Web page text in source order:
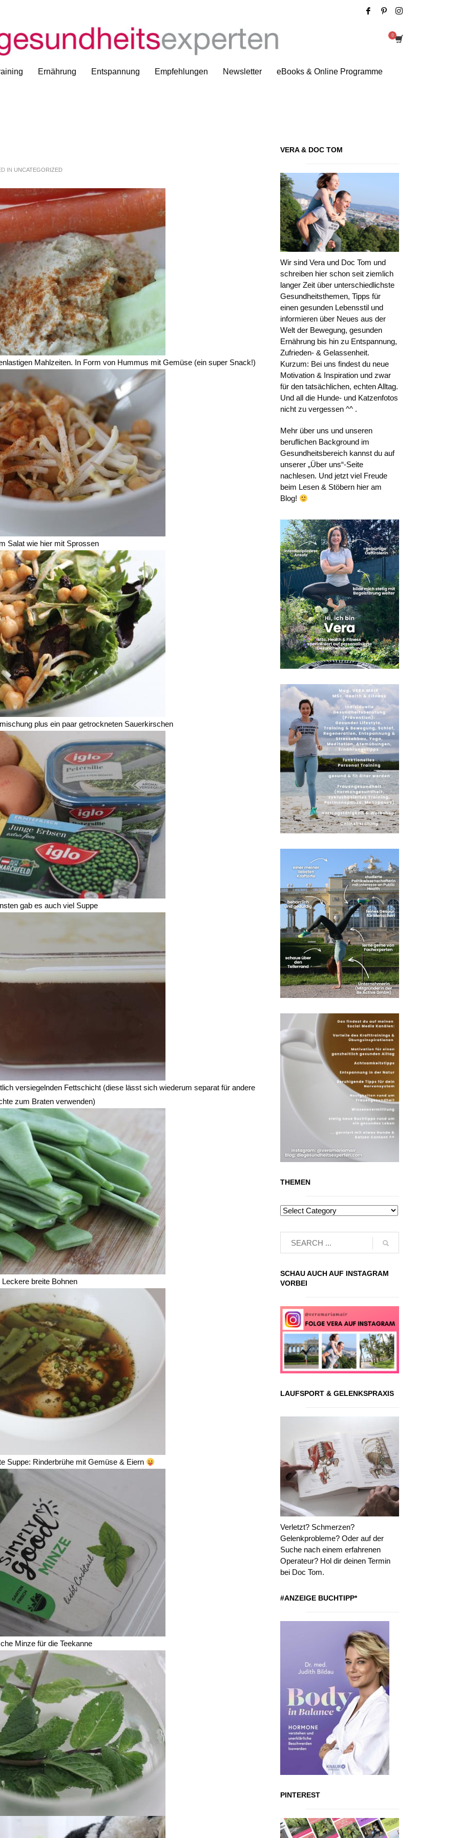
Ernährung Entspannung Empfehlungen Newsletter eBooks & Online Programme
Impressionen der Woche
IN UNCATEGORIZED
Mahlzeiten. In Form von Hummus mit Gemüse (ein super Snack!)
Salat wie hier mit Sprossen
plus ein paar getrockneten Sauerkirschen
gab es auch viel Suppe
versiegelnden Fettschicht (diese lässt sich wiederum separat für andere
zum Braten verwenden)
Leckere breite Bohnen
Suppe: Rinderbrühe mit Gemüse & Eiern
Minze für die Teekanne
VERA & DOC TOM
Wir sind Vera und Doc Tom und
schreiben hier schon seit ziemlich
langer Zeit über unterschiedlichste
Gesundheitsthemen, Tipps für
einen gesunden Lebensstil und
informieren über Neues aus der
Welt der Bewegung, gesunden
Ernährung bis hin zu Entspannung,
Zufrieden- & Gelassenheit.
Kurzum: Bei uns findest du neue
Motivation & Inspiration und zwar
für den tatsächlichen, echten Alltag.
Und all die Hunde- und Katzenfotos
nicht zu vergessen ^^ .
Mehr über uns und unseren
beruflichen Background im
Gesundheitsbereich kannst du auf
unserer „Über uns“-Seite
nachlesen. Und jetzt viel Freude
beim Lesen & Stöbern hier am
Blog!
THEMEN
SCHAU AUCH AUF INSTAGRAM
VORBEI
LAUFSPORT & GELENKSPRAXIS
Verletzt? Schmerzen?
Gelenkprobleme? Oder auf der
Suche nach einem erfahrenen
Operateur? Hol dir deinen Termin
bei Doc Tom.
#ANZEIGE BUCHTIPP*
PINTEREST